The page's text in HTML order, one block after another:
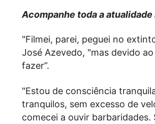
Acompanhe toda a
"Filmei, parei, peguei no
José Azevedo, "mas devido
fazer”.
"Estou de consciência
tranquilos, sem excesso de
comecei a ouvir barbaridades.